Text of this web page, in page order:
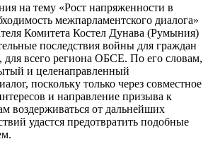
на тему «Рост напряженности в
межпарламентского диалога»
Комитета Костел Дунава (Румыния)
последствия войны для граждан
всего региона ОБСЕ. По его словам,
и целенаправленный
поскольку только через совместное
и направление призыва к
воздерживаться от дальнейших
удастся предотвратить подобные